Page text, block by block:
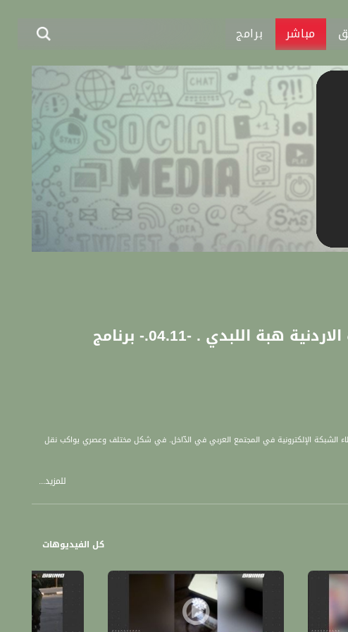
مباشر برامج
برومو - تستمر الحملة الشعبية للافراج عن الاسيرة الاردنية هبة اللبدي . -04.11.- برنامج
الشبكة الإلكترونية في المجتمع العربي في الدّاخل. في شكل مختلف وعصري يواكب نقل
للمزيد...
كل الفيديوهات